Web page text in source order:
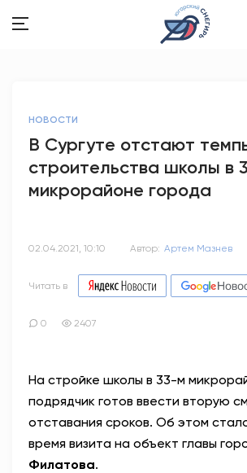
ОБРАЗОВАНИЕ
ПСИХОЛОГИЯ
КУЛЬТУРА
СПОРТ
АНТИТЕРРОР
НОВОСТИ
В Сургуте отстают
строительства школы в
микрорайоне города
02.04.2021, 10:10 Автор: Артем Мазнев
Читать в
0 2407
На стройке школы в 33-м
подрядчик готов ввести вторую
отставания сроков. Об этом
время визита на объект главы
Филатова.